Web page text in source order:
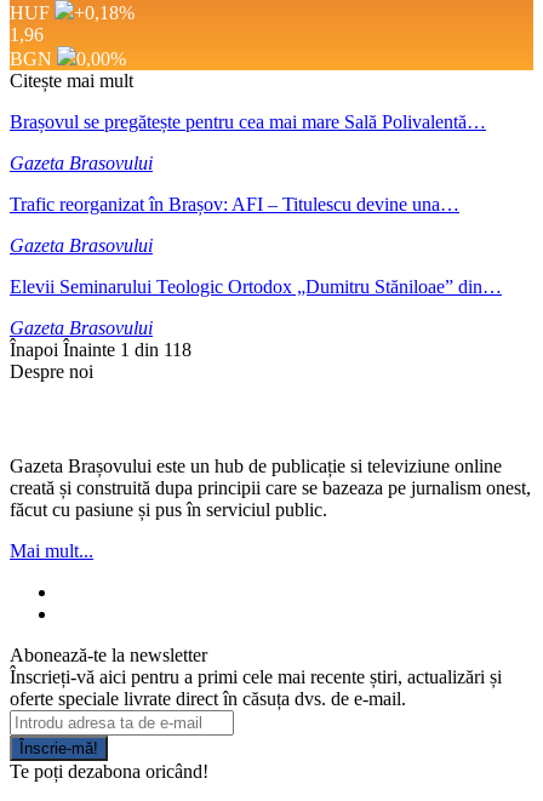
HUF
+0,18%
1,96
BGN
0,00%
Citește mai mult
Brașovul se pregătește pentru cea mai mare Sală Polivalentă…
Gazeta Brasovului
Trafic reorganizat în Brașov: AFI – Titulescu devine una…
Gazeta Brasovului
Elevii Seminarului Teologic Ortodox „Dumitru Stăniloae” din…
Gazeta Brasovului
Înapoi Înainte 1 din 118
Despre noi
Gazeta Brașovului este un hub de publicație si televiziune online
creată și construită dupa principii care se bazeaza pe jurnalism onest,
făcut cu pasiune și pus în serviciul public.
Mai mult...
Abonează-te la newsletter
Înscrieți-vă aici pentru a primi cele mai recente știri, actualizări și
oferte speciale livrate direct în căsuța dvs. de e-mail.
Înscrie-mă!
Te poți dezabona oricând!